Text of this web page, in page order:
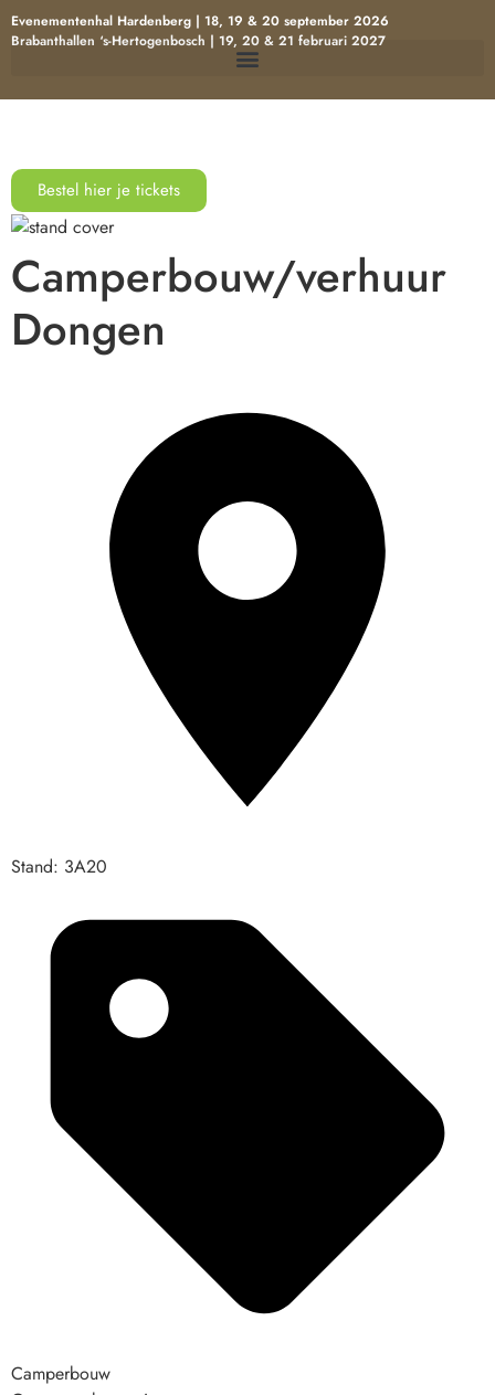
Evenementenhal Hardenberg | 18, 19 & 20 september 2026
Brabanthallen ‘s-Hertogenbosch | 19, 20 & 21 februari 2027
Bestel hier je tickets
Camperbouw/verhuur
Dongen
Stand: 3A20
Camperbouw